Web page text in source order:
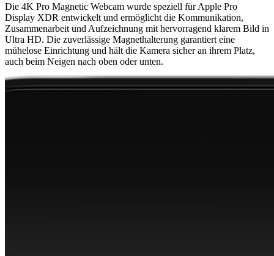
Die 4K Pro Magnetic Webcam wurde speziell für Apple Pro
Display XDR entwickelt und ermöglicht die Kommunikation,
Zusammenarbeit und Aufzeichnung mit hervorragend klarem Bild in
Ultra HD. Die zuverlässige Magnethalterung garantiert eine
mühelose Einrichtung und hält die Kamera sicher an ihrem Platz,
auch beim Neigen nach oben oder unten.